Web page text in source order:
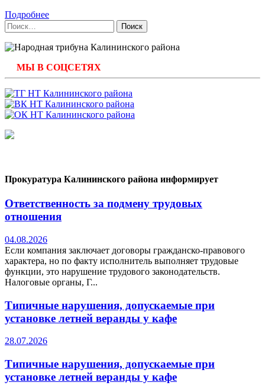
Подробнее
Найти:
МЫ В СОЦСЕТЯХ
Прокуратура Калининского района информирует
Ответственность за подмену трудовых
отношения
04.08.2026
Если компания заключает договоры гражданско-правового
характера, но по факту исполнитель выполняет трудовые
функции, это нарушение трудового законодательств.
Налоговые органы, Г...
Типичные нарушения, допускаемые при
установке летней веранды у кафе
28.07.2026
Типичные нарушения, допускаемые при
установке летней веранды у кафе